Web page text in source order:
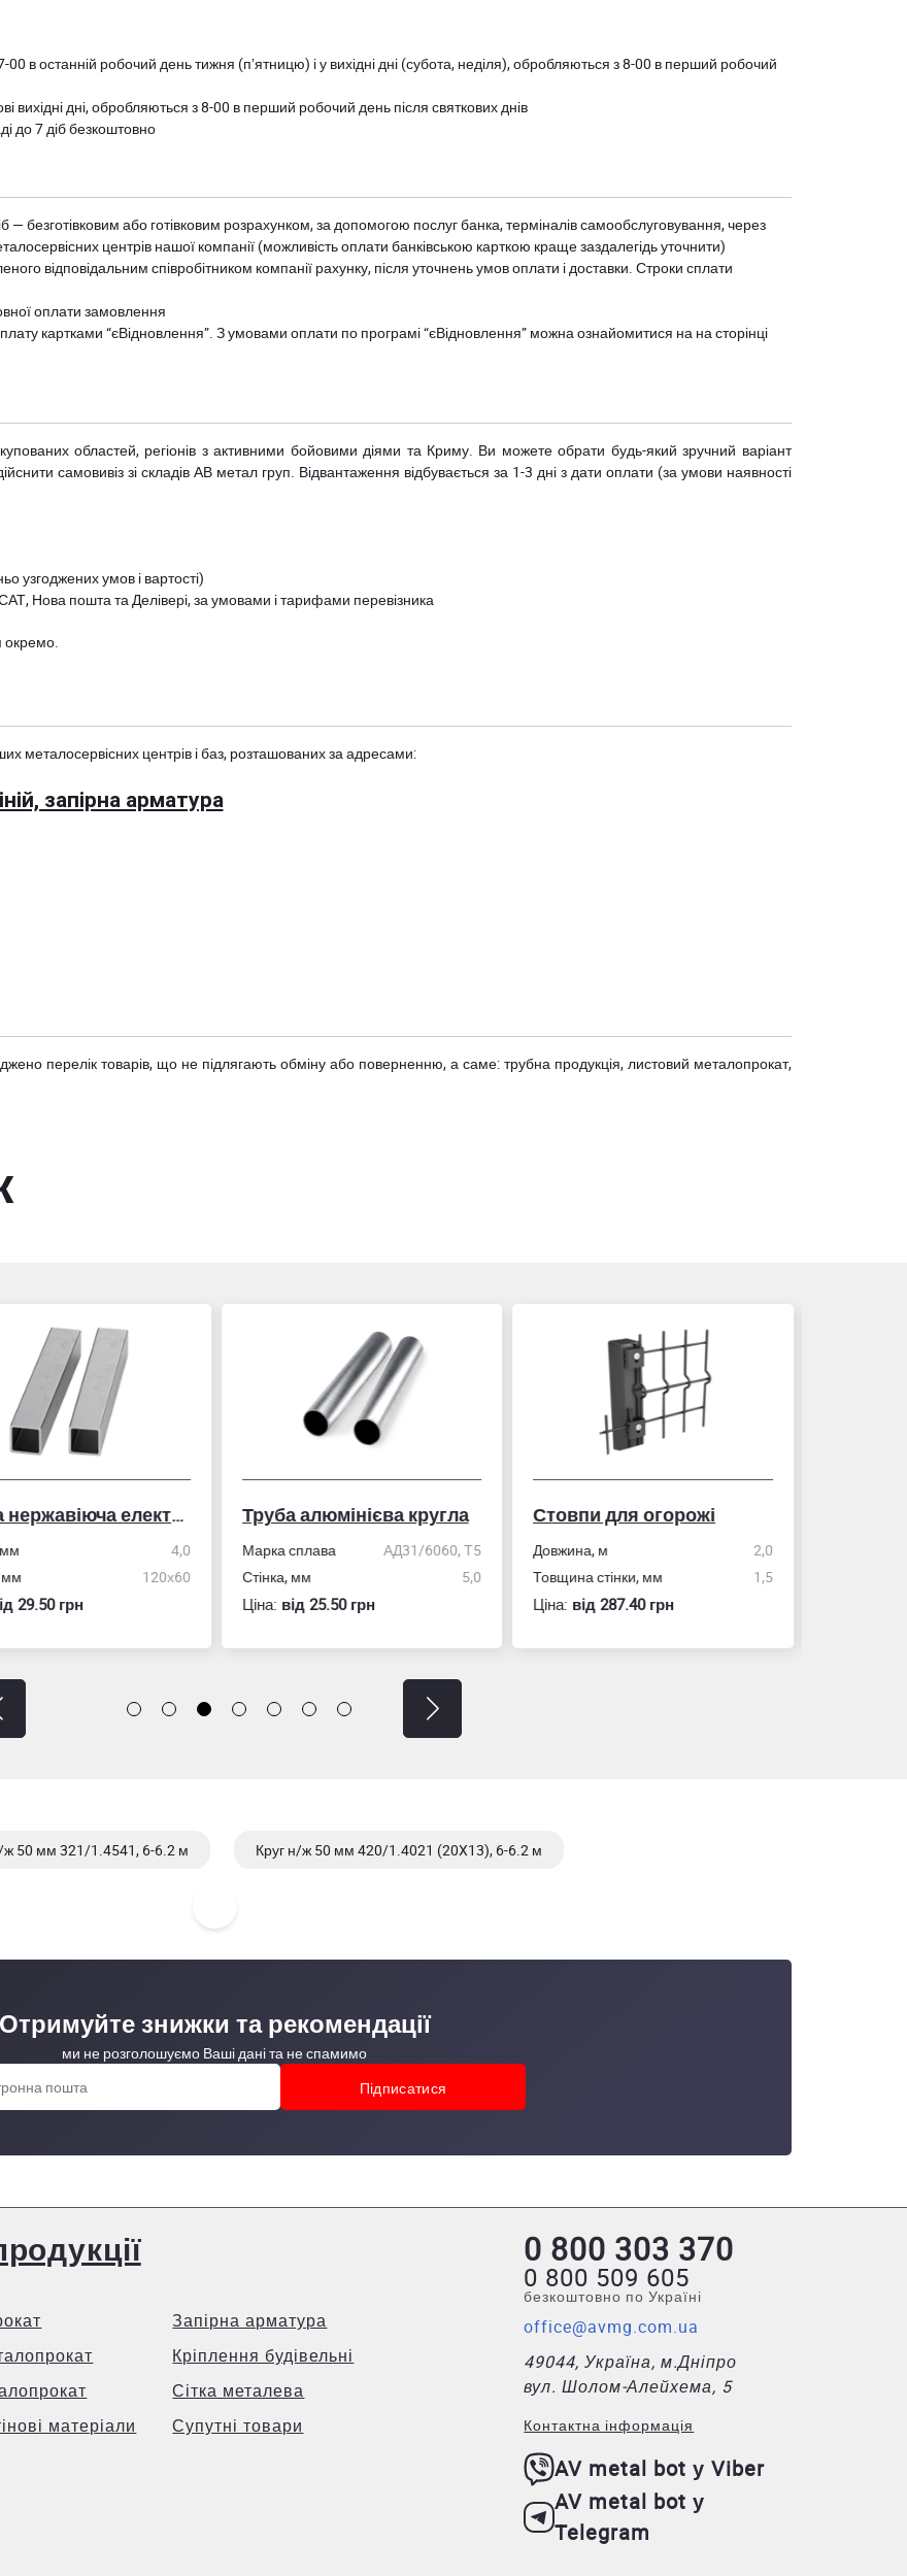
00 в останній робочий день тижня (пʼятницю) і у вихідні дні (субота, неділя), обробляються з 8-00 в перший робочий
вихідні дні, обробляються з 8-00 в перший робочий день після святкових днів
до 7 діб безкоштовно
— безготівковим або готівковим розрахунком, за допомогою послуг банка, терміналів самообслуговування, через
центрів нашої компанії (можливість оплати банківською карткою краще заздалегідь уточнити)
відповідальним співробітником компанії рахунку, після уточнень умов оплати і доставки. Строки сплати
оплати замовлення
картками “єВідновлення”. З умовами оплати по програмі “єВідновлення” можна ознайомитися на на сторінці
областей, регіонів з активними бойовими діями та Криму. Ви можете обрати будь-який зручний варіант
самовивіз зі складів АВ метал груп. Відвантаження відбувається за 1-3 дні з дати оплати (за умови наявності
узгоджених умов і вартості)
Нова пошта та Делівері, за умовами і тарифами перевізника
окремо.
металосервісних центрів і баз, розташованих за адресами:
запірна арматура
перелік товарів, що не підлягають обміну або поверненню, а саме: трубна продукція, листовий металопрокат,
Труба нержавіюча електрозварна профільна
мм
4,0
мм
120х60
29.50 грн
Труба алюмінієва кругла
Марка сплава
АД31/6060, Т5
Стінка, мм
5,0
Ціна: вiд 25.50 грн
Стовпи для огорожі
Довжина, м
2,0
Товщина стінки, мм
1,5
Ціна: вiд 287.40 грн
ж 50 мм 321/1.4541, 6-6.2 м Круг н/ж 50 мм 420/1.4021 (20X13), 6-6.2 м
Отримуйте знижки та рекомендації
ми не розголошуємо Ваші дані та не спамимо
матеріали
Запірна арматура
Кріплення будівельні
Сітка металева
Супутні товари
0 800 303 370
0 800 509 605
безкоштовно по Україні
office@avmg.com.ua
49044, Україна, м.Дніпро
вул. Шолом-Алейхема, 5
Контактна інформація
AV metal bot у Viber
AV metal bot у
Telegram